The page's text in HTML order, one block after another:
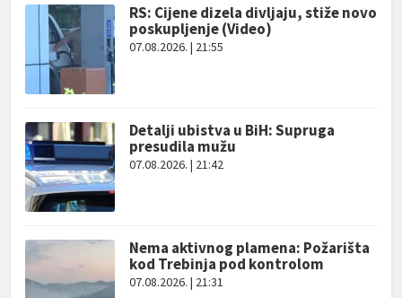
RS: Cijene dizela divljaju, stiže novo
poskupljenje (Video)
07.08.2026. | 21:55
Detalji ubistva u BiH: Supruga
presudila mužu
07.08.2026. | 21:42
Nema aktivnog plamena: Požarišta
kod Trebinja pod kontrolom
07.08.2026. | 21:31